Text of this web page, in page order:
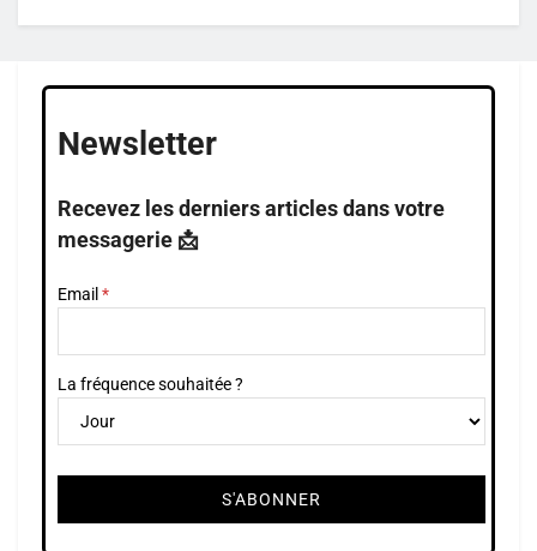
Newsletter
Recevez les derniers articles dans votre
messagerie 📩
Email
La fréquence souhaitée ?